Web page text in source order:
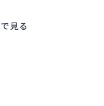
見る